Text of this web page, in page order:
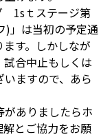
1sｔステージ第
」は当初の予定通
す。しかしなが
合中止もしくは
ますので、あら
ありましたらホ
とご協力をお願